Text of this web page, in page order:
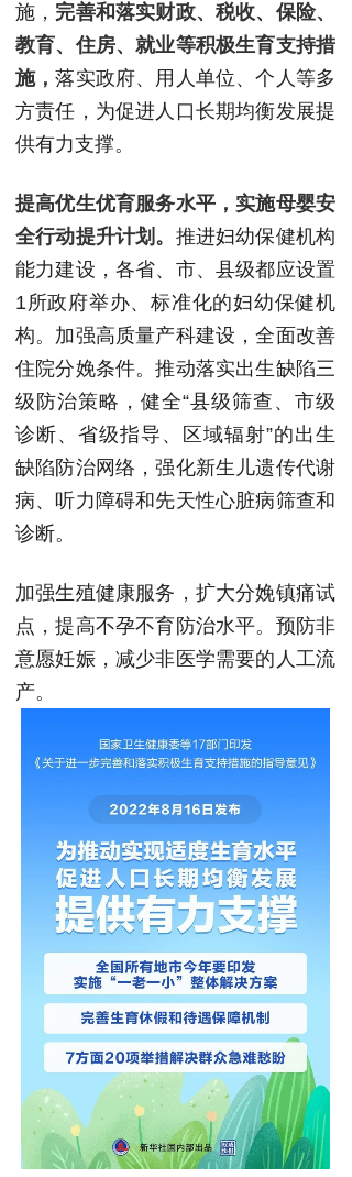
施， 完善和落实财政、税收、保险、
教育、住房、就业等积极生育支持措
施，落实政府、用人单位、个人等多
方责任，为促进人口长期均衡发展提
供有力支撑。
提高优生优育服务水平，实施母婴安
全行动提升计划。 推进妇幼保健机构
能力建设，各省、市、县级都应设置
1所政府举办、标准化的妇幼保健机
构。加强高质量产科建设，全面改善
住院分娩条件。推动落实出生缺陷三
级防治策略，健全“县级筛查、市级
诊断、省级指导、区域辐射”的出生
缺陷防治网络，强化新生儿遗传代谢
病、听力障碍和先天性心脏病筛查和
诊断。
加强生殖健康服务，扩大分娩镇痛试
点，提高不孕不育防治水平。预防非
意愿妊娠，减少非医学需要的人工流
产。